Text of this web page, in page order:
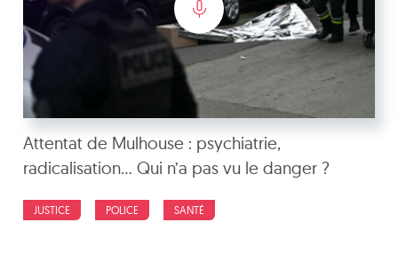
Attentat de Mulhouse : psychiatrie,
radicalisation… Qui n’a pas vu le danger ?
JUSTICE POLICE SANTÉ